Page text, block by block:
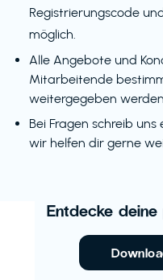
Registrierungscode
möglich.
Alle Angebote und
Mitarbeitende
weitergegeben
Bei Fragen schreib uns
wir helfen dir gerne
Entdecke deine